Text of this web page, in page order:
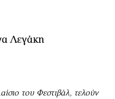
Λεγάκη
του Φεστιβάλ, τελούν